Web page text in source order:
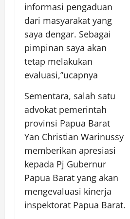
informasi pengaduan
dari masyarakat yang
saya dengar. Sebagai
pimpinan saya akan
tetap melakukan
evaluasi,”ucapnya
Sementara, salah satu
advokat pemerintah
provinsi Papua Barat
Yan Christian Warinussy
memberikan apresiasi
kepada Pj Gubernur
Papua Barat yang akan
mengevaluasi kinerja
inspektorat Papua Barat.